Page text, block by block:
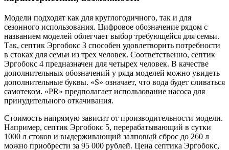
Модели подходят как для круглогодичного, так и для
сезонного использования. Цифровое обозначение рядом с
названием моделей облегчает выбор требующейся для семьи.
Так, септик Эргобокс 3 способен удовлетворить потребности
в стоках для семьи из трех человек. Соответственно, септик
Эргобокс 4 предназначен для четырех человек. В качестве
дополнительных обозначений у ряда моделей можно увидеть
дополнительные буквы. «S» означает, что вода будет сливаться
самотеком. «PR» предполагает использование насоса для
принудительного откачивания.
Стоимость напрямую зависит от производительности модели.
Например, септик Эргобокс 5, перерабатывающий в сутки
1000 л стоков и выдерживающий залповый сброс до 260 л
можно приобрести за 95 000 рублей. Цена септика Эргобокс,